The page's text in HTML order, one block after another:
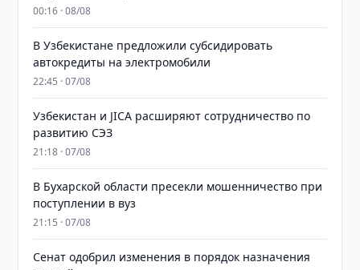
00:16 · 08/08
В Узбекистане предложили субсидировать
автокредиты на электромобили
22:45 · 07/08
Узбекистан и JICA расширяют сотрудничество по
развитию СЭЗ
21:18 · 07/08
В Бухарской области пресекли мошенничество при
поступлении в вуз
21:15 · 07/08
Сенат одобрил изменения в порядок назначения